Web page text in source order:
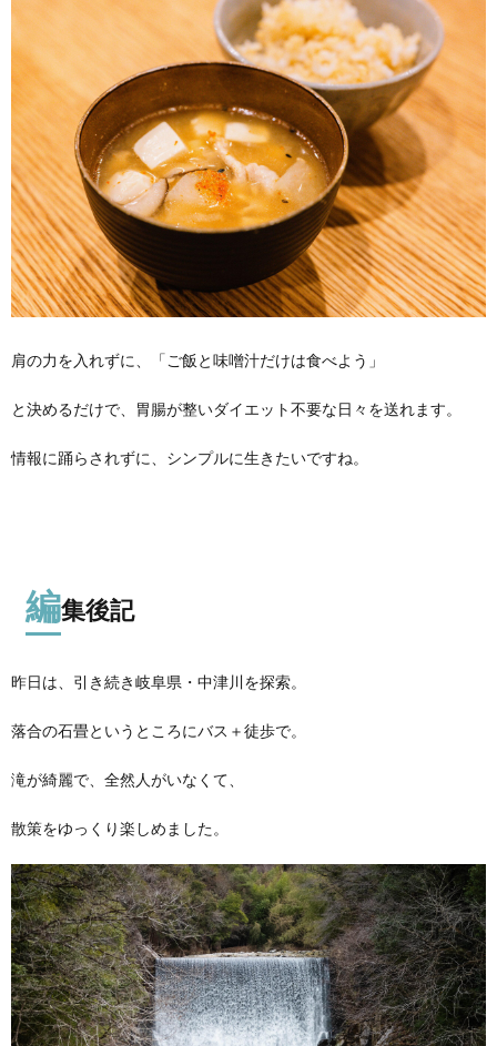
肩の力を入れずに、「ご飯と味噌汁だけは食べよう」
と決めるだけで、胃腸が整いダイエット不要な日々を送れます。
情報に踊らされずに、シンプルに生きたいですね。
編集後記
昨日は、引き続き岐阜県・中津川を探索。
落合の石畳というところにバス＋徒歩で。
滝が綺麗で、全然人がいなくて、
散策をゆっくり楽しめました。